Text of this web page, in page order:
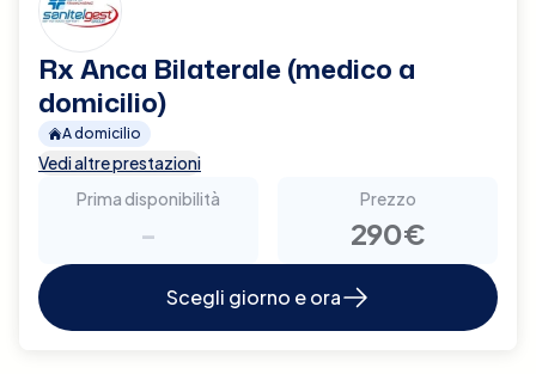
Rx Anca Bilaterale (medico a
domicilio)
A domicilio
Vedi altre prestazioni
Prima disponibilità
-
Prezzo
290€
Scegli giorno e ora